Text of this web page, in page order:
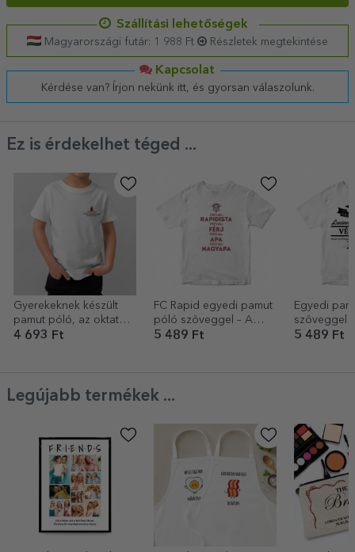
Szállítási lehetőségek
Magyarországi futár: 1 988 Ft Részletek megtekintése
Kapcsolat
Kérdése van? Írjon nekünk itt, és gyorsan válaszolunk.
Ez is érdekelhet téged ...
Gyerekeknek készült
pamut póló, az oktatási
intézmény logójával és
4 693 Ft
FC Rapid egyedi pamut
póló szöveggel – A
Rapid-szurkoló
5 489 Ft
Egyedi
szöveggel
5 489 Ft
Legújabb termékek ...